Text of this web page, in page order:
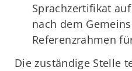
Sprachzertifikat
nach dem
Referenzrahmen
Die zuständige Stelle